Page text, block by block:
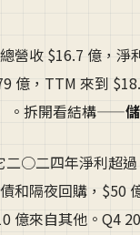
營收 $16.7 億，淨
億，TTM 來到
。拆開看結構——
二○二四年淨利超過
和隔夜回購，$50
億來自其他。Q4